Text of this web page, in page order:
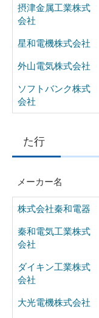
摂津金属工業株式
会社
星和電機株式会社
外山電気株式会社
ソフトバンク株式
会社
た行
メーカー名
株式会社秦和電器
秦和電気工業株式
会社
ダイキン工業株式
会社
大光電機株式会社